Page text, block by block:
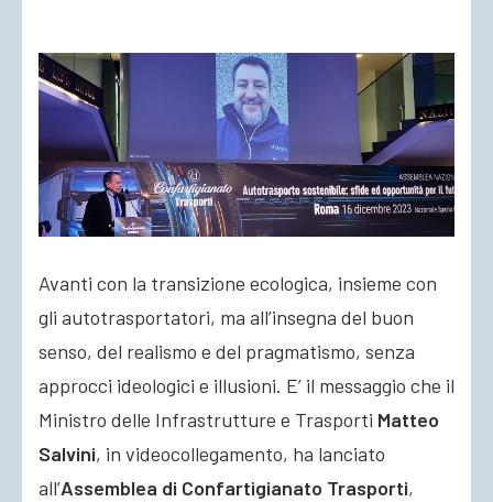
Avanti con la transizione ecologica, insieme con
gli autotrasportatori, ma all’insegna del buon
senso, del realismo e del pragmatismo, senza
approcci ideologici e illusioni. E’ il messaggio che il
Ministro delle Infrastrutture e Trasporti Matteo
Salvini, in videocollegamento, ha lanciato
all’Assemblea di Confartigianato Trasporti,